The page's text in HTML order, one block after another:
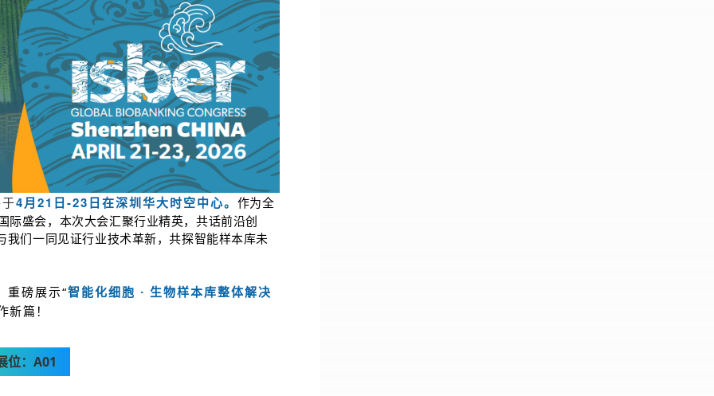
4月21日-23日在深圳华大时空中心。 作为全
际盛会，本次大会汇聚行业精英，共话前沿创
我们一同见证行业技术革新，共探智能样本库未
重磅展示“智能化细胞 · 生物样本库整体解决
新篇！
位：A01